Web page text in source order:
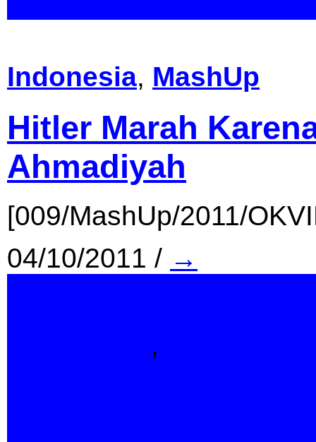
Indonesia, MashUp
Hitler Marah
Ahmadiyah
[009/MashUp/2011/
04/10/2011 / →
,